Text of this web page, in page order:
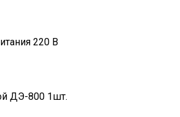
220 В
ДЭ-800 1шт.